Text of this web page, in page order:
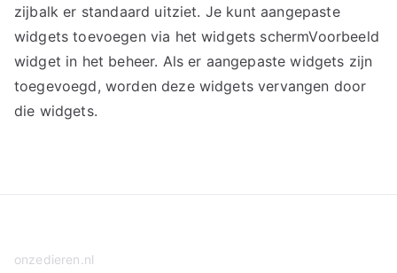
zijbalk er standaard uitziet. Je kunt aangepaste
widgets toevoegen via het widgets schermVoorbeeld
widget in het beheer. Als er aangepaste widgets zijn
toegevoegd, worden deze widgets vervangen door
die widgets.
onzedieren.nl